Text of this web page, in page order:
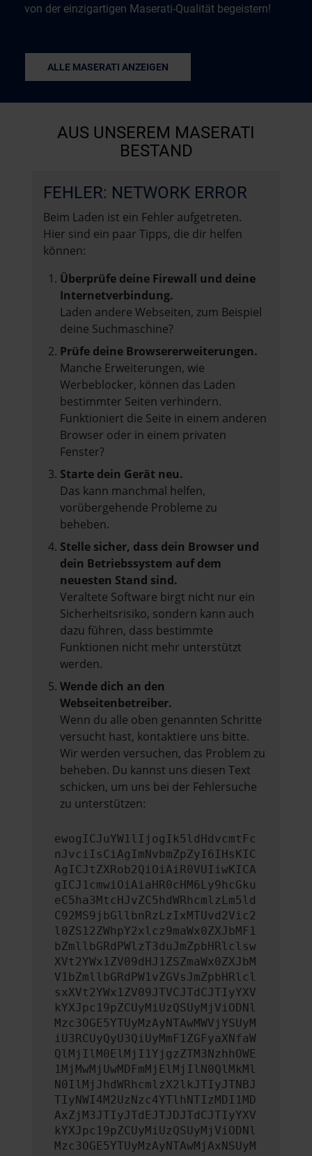
von der einzigartigen Maserati-Qualität begeistern!
ALLE MASERATI ANZEIGEN
AUS UNSEREM MASERATI
BESTAND
FEHLER: NETWORK ERROR
Beim Laden ist ein Fehler aufgetreten.
Hier sind ein paar Tipps, die dir helfen
können:
Überprüfe deine Firewall und deine
Internetverbindung.
Laden andere Webseiten, zum Beispiel
deine Suchmaschine?
Prüfe deine Browsererweiterungen.
Manche Erweiterungen, wie
Werbeblocker, können das Laden
bestimmter Seiten verhindern.
Funktioniert die Seite in einem anderen
Browser oder in einem privaten
Fenster?
Starte dein Gerät neu.
Das kann manchmal helfen,
vorübergehende Probleme zu
beheben.
Stelle sicher, dass dein Browser und
dein Betriebssystem auf dem
neuesten Stand sind.
Veraltete Software birgt nicht nur ein
Sicherheitsrisiko, sondern kann auch
dazu führen, dass bestimmte
Funktionen nicht mehr unterstützt
werden.
Wende dich an den
Webseitenbetreiber.
Wenn du alle oben genannten Schritte
versucht hast, kontaktiere uns bitte.
Wir werden versuchen, das Problem zu
beheben. Du kannst uns diesen Text
schicken, um uns bei der Fehlersuche
zu unterstützen:
ewogICJuYW1lIjogIk5ldHdvcmtFc
nJvciIsCiAgImNvbmZpZyI6IHsKIC
AgICJtZXRob2QiOiAiR0VUIiwKICA
gICJ1cmwiOiAiaHR0cHM6Ly9hcGku
eC5ha3MtcHJvZC5hdWRhcmlzLm5ld
C92MS9jbGllbnRzLzIxMTUvd2Vic2
l0ZS12ZWhpY2xlcz9maWx0ZXJbMF1
bZmllbGRdPWlzT3duJmZpbHRlclsw
XVt2YWx1ZV09dHJ1ZSZmaWx0ZXJbM
V1bZmllbGRdPW1vZGVsJmZpbHRlcl
sxXVt2YWx1ZV09JTVCJTdCJTIyYXV
kYXJpc19pZCUyMiUzQSUyMjViODNl
Mzc3OGE5YTUyMzAyNTAwMWVjYSUyM
iU3RCUyQyU3QiUyMmF1ZGFyaXNfaW
QlMjIlM0ElMjI1YjgzZTM3NzhhOWE
1MjMwMjUwMDFmMjElMjIlN0QlMkMl
N0IlMjJhdWRhcmlzX2lkJTIyJTNBJ
TIyNWI4M2UzNzc4YTlhNTIzMDI1MD
AxZjM3JTIyJTdEJTJDJTdCJTIyYXV
kYXJpc19pZCUyMiUzQSUyMjViODNl
Mzc3OGE5YTUyMzAyNTAwMjAxNSUyM